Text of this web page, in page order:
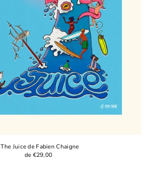
The Juice de Fabien Chaigne
de €29,00